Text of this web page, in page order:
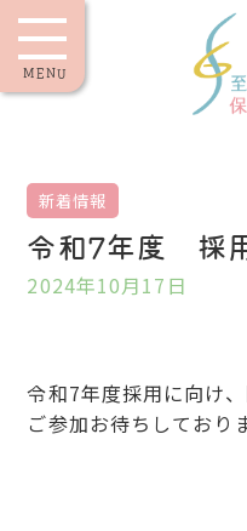
MENU
新着情報
令和7年度 採
2024年10月17日
令和7年度採用に向け
ご参加お待ちしており